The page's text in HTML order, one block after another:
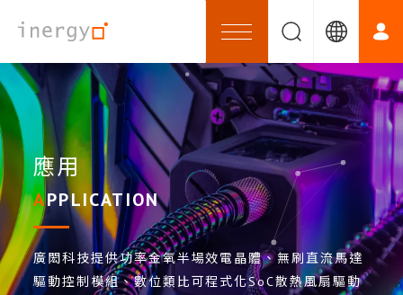
應用
APPLICATION
廣閎科技提供功率金氧半場效電晶體、無刷直流馬達
驅動控制模組、數位類比可程式化SoC散熱風扇驅動